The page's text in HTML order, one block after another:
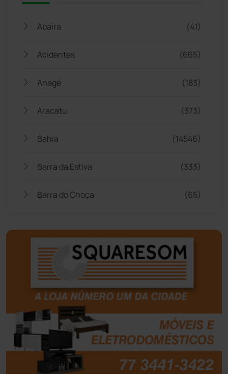
Abaíra (41)
Acidentes (665)
Anagé (183)
Aracatu (373)
Bahia (14546)
Barra da Estiva (333)
Barra do Choça (65)
Bom Jesus da Lapa (507)
Boquira (152)
Botuporã
Brasil (7680)
Brumado (31958)